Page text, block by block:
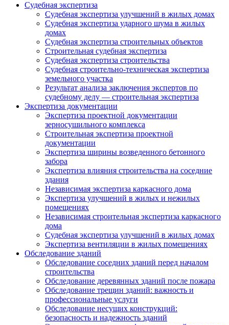
Судебная экспертиза
Судебная экспертиза улучшений в жилых домах
Судебная экспертиза ударного шума в жилых
домах
Судебная экспертиза строительных объектов
Строительная судебная экспертиза
Судебная экспертиза строительства
Судебная строительно-техническая экспертиза
земельного участка
Результат анализа заключения экспертов по
судебному делу — строительная экспертиза
Экспертиза документации
Экспертиза проектной документации
зерносушильного комплекса
Строительная экспертиза проектной
документации
Экспертиза ширины возведенного бетонного
забора
Экспертиза влияния строительства на соседние
здания
Независимая экспертиза каркасного дома
Экспертиза улучшений в жилых и нежилых
помещениях
Независимая строительная экспертиза каркасного
дома
Судебная экспертиза улучшений в жилых домах
Экспертиза вентиляции в жилых помещениях
Обследование зданий
Обследование соседних зданий перед началом
строительства
Обследование деревянных зданий после пожара
Обследование трещин зданий: важность и
профессиональные услуги
Обследование несущих конструкций:
безопасность и надежность зданий